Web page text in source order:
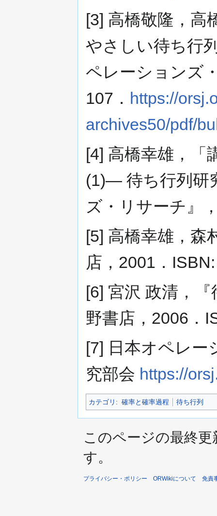
[3] 高橋敬隆，高
やさしい待ち行
ペレーションズ
107． https://
archives50/pdf/
[4] 高橋幸雄，「
(1)― 待ち行列研
ズ・リサーチ』
[5] 高橋幸雄，森
店，2001．
[6] 宮沢 政清，
野書店，2006．
[7] 日本オペレー
究部会 https://
カテゴリ : 確率と確率過程 待ち行列
このページの最終
す。
プライバシー・ポリシー ORWikiについて 免責